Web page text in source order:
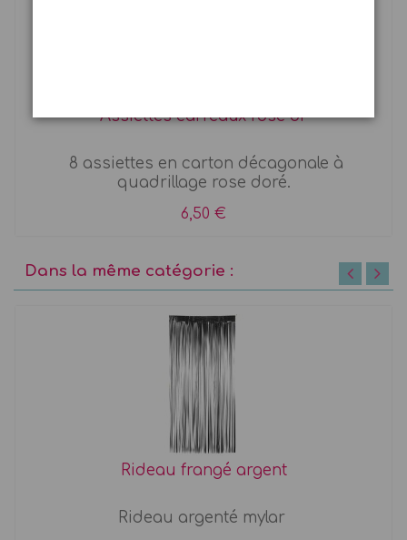
Assiettes carreaux rose or
8 assiettes en carton décagonale à
quadrillage rose doré.
6,50 €
Dans la même catégorie :
Rideau frangé argent
Rideau argenté mylar